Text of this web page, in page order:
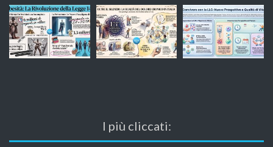
I più cliccati: